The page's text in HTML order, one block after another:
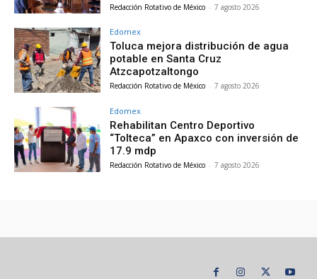
Redacción Rotativo de México - 7 agosto 2026
Edomex
Toluca mejora distribución de agua
potable en Santa Cruz
Atzcapotzaltongo
Redacción Rotativo de México - 7 agosto 2026
Edomex
Rehabilitan Centro Deportivo
“Tolteca” en Apaxco con inversión de
17.9 mdp
Redacción Rotativo de México - 7 agosto 2026